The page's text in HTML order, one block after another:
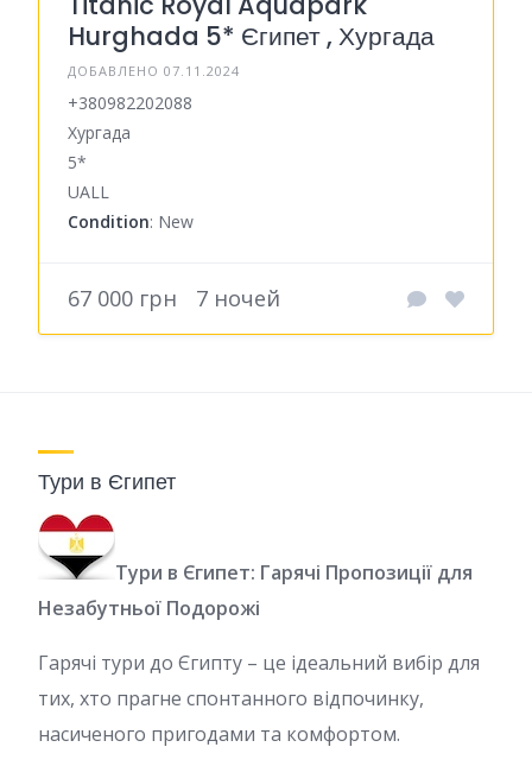
Hurghada 5* Єгипет , Хургада
ДОБАВЛЕНО 07.11.2024
+380982202088
Хургада
5*
UALL
Condition: New
67 000 грн 7 ночей
Тури в Єгипет
Тури в Єгипет: Гарячі Пропозиції для
Незабутньої Подорожі
Гарячі тури до Єгипту – це ідеальний вибір для
тих, хто прагне спонтанного відпочинку,
насиченого пригодами та комфортом.